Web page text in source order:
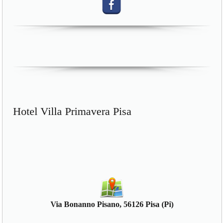
Hotel Villa Primavera Pisa
Via Bonanno Pisano, 56126 Pisa (Pi)